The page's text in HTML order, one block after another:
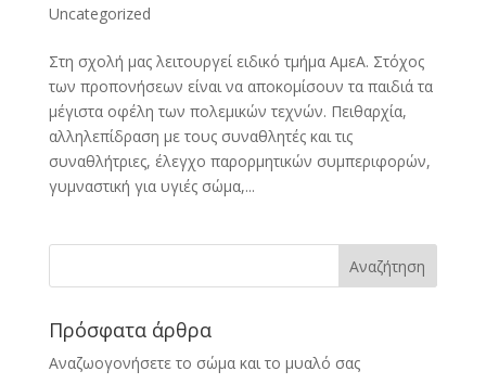
Uncategorized
Στη σχολή μας λειτουργεί ειδικό τμήμα ΑμεΑ. Στόχος
των προπονήσεων είναι να αποκομίσουν τα παιδιά τα
μέγιστα οφέλη των πολεμικών τεχνών. Πειθαρχία,
αλληλεπίδραση με τους συναθλητές και τις
συναθλήτριες, έλεγχο παρορμητικών συμπεριφορών,
γυμναστική για υγιές σώμα,...
Πρόσφατα άρθρα
Αναζωογονήσετε το σώμα και το μυαλό σας